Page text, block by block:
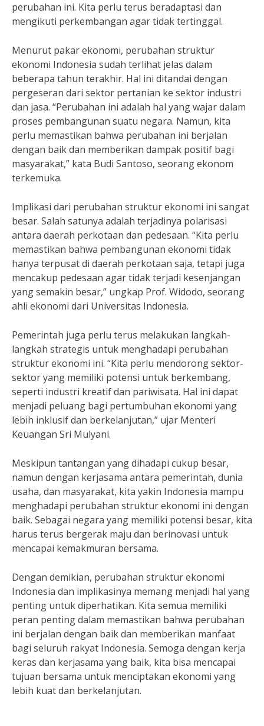
perubahan ini. Kita perlu terus beradaptasi dan
mengikuti perkembangan agar tidak tertinggal.
Menurut pakar ekonomi, perubahan struktur
ekonomi Indonesia sudah terlihat jelas dalam
beberapa tahun terakhir. Hal ini ditandai dengan
pergeseran dari sektor pertanian ke sektor industri
dan jasa. “Perubahan ini adalah hal yang wajar dalam
proses pembangunan suatu negara. Namun, kita
perlu memastikan bahwa perubahan ini berjalan
dengan baik dan memberikan dampak positif bagi
masyarakat,” kata Budi Santoso, seorang ekonom
terkemuka.
Implikasi dari perubahan struktur ekonomi ini sangat
besar. Salah satunya adalah terjadinya polarisasi
antara daerah perkotaan dan pedesaan. “Kita perlu
memastikan bahwa pembangunan ekonomi tidak
hanya terpusat di daerah perkotaan saja, tetapi juga
mencakup pedesaan agar tidak terjadi kesenjangan
yang semakin besar,” ungkap Prof. Widodo, seorang
ahli ekonomi dari Universitas Indonesia.
Pemerintah juga perlu terus melakukan langkah-
langkah strategis untuk menghadapi perubahan
struktur ekonomi ini. “Kita perlu mendorong sektor-
sektor yang memiliki potensi untuk berkembang,
seperti industri kreatif dan pariwisata. Hal ini dapat
menjadi peluang bagi pertumbuhan ekonomi yang
lebih inklusif dan berkelanjutan,” ujar Menteri
Keuangan Sri Mulyani.
Meskipun tantangan yang dihadapi cukup besar,
namun dengan kerjasama antara pemerintah, dunia
usaha, dan masyarakat, kita yakin Indonesia mampu
menghadapi perubahan struktur ekonomi ini dengan
baik. Sebagai negara yang memiliki potensi besar, kita
harus terus bergerak maju dan berinovasi untuk
mencapai kemakmuran bersama.
Dengan demikian, perubahan struktur ekonomi
Indonesia dan implikasinya memang menjadi hal yang
penting untuk diperhatikan. Kita semua memiliki
peran penting dalam memastikan bahwa perubahan
ini berjalan dengan baik dan memberikan manfaat
bagi seluruh rakyat Indonesia. Semoga dengan kerja
keras dan kerjasama yang baik, kita bisa mencapai
tujuan bersama untuk menciptakan ekonomi yang
lebih kuat dan berkelanjutan.